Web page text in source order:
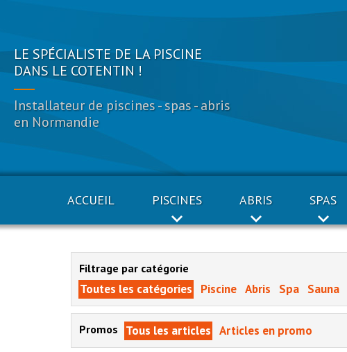
LE SPÉCIALISTE DE LA PISCINE
DANS LE COTENTIN !
Installateur de piscines - spas - abris
en Normandie
ACCUEIL PISCINES ABRIS SPAS
Filtrage par catégorie
Toutes les catégories Piscine Abris Spa Sauna
Promos Tous les articles Articles en promo